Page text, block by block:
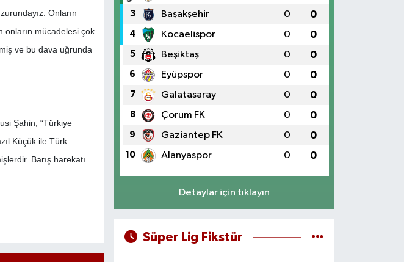
Onların
mücadelesi çok
ve bu dava uğrunda
Şahin, “Türkiye
Küçük ile Türk
Barış harekatı
3 Başakşehir 0 0
4 Kocaelispor 0 0
5 Beşiktaş 0 0
6 Eyüpspor 0 0
7 Galatasaray 0 0
8 Çorum FK 0 0
9 Gaziantep FK 0 0
10 Alanyaspor 0 0
Detaylar için tıklayın
Süper Lig Fikstür